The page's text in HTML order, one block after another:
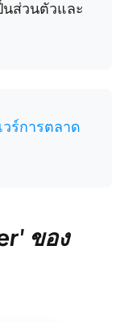
นส่วนตัวและ
ร์การตลาด
ของ